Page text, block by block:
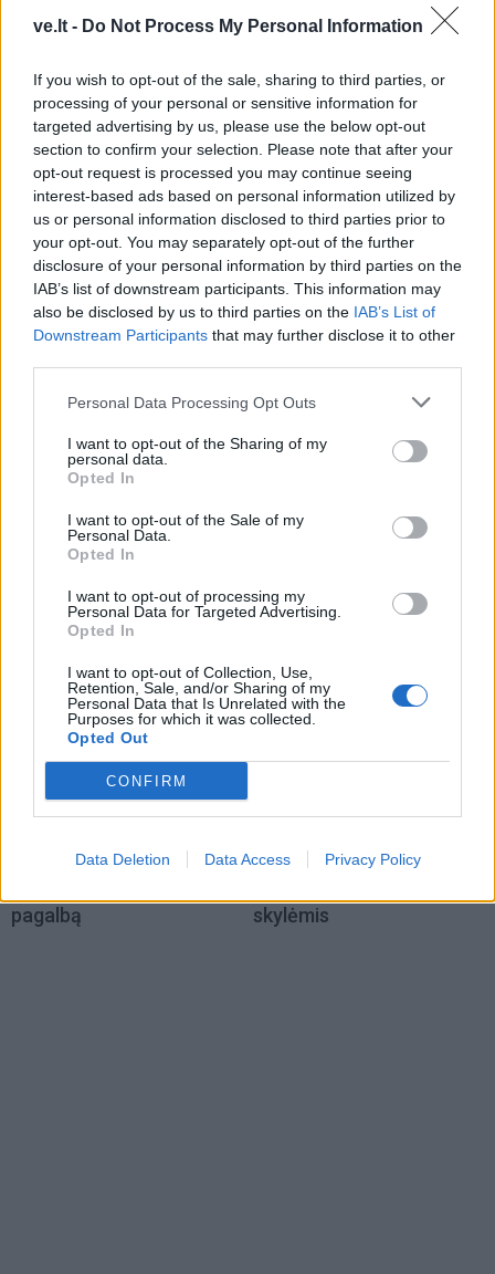
ve.lt - Do Not Process My Personal Information
If you wish to opt-out of the sale, sharing to third parties, or
processing of your personal or sensitive information for
targeted advertising by us, please use the below opt-out
section to confirm your selection. Please note that after your
opt-out request is processed you may continue seeing
interest-based ads based on personal information utilized by
us or personal information disclosed to third parties prior to
your opt-out. You may separately opt-out of the further
disclosure of your personal information by third parties on the
IAB’s list of downstream participants. This information may
also be disclosed by us to third parties on the IAB’s List of
Downstream Participants that may further disclose it to other
Personal Data Processing Opt Outs
I want to opt-out of the Sharing of my
personal data.
Opted In
I want to opt-out of the Sale of my
Personal Data.
Opted In
I want to opt-out of processing my
Personal Data for Targeted Advertising.
Opted In
I want to opt-out of Collection, Use,
Retention, Sale, and/or Sharing of my
Personal Data that Is Unrelated with the
Purposes for which it was collected.
Opted Out
CONFIRM
Data Deletion Data Access Privacy Policy
Pasaulis
Ukrainiečių dronai smogė
„Wildberries“ sandėliui
Jekaterinburge, už 2000
km nuo sienos
Pasaulis
Nauji ISW duomenys:
Rusija į kovą siunčia
Ukrainos karo belaisvius
Pasaulis
„Slėptis jau per vėlu,
šunsnukiai“: ukrainietis
sudalyvavo Rusijos
gynybos vadų vaizdo
pokalbyje
JAV teismas bendrovei
„Meta“ skyrė 567 mln.
Zelenskio prašymą
pagalbą
raketos naudojasi
skylėmis